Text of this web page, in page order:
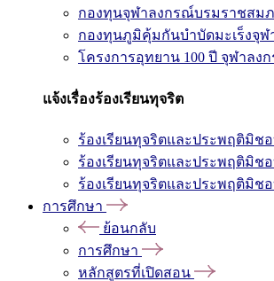
กองทุนจุฬาลงกรณ์บรมราชสม
กองทุนภูมิคุ้มกันบำบัดมะเร็งจุฬ
โครงการอุทยาน 100 ปี จุฬาลง
แจ้งเรื่องร้องเรียนทุจริต
ร้องเรียนทุจริตและประพฤติมิช
ร้องเรียนทุจริตและประพฤติมิช
ร้องเรียนทุจริตและประพฤติมิช
การศึกษา
ย้อนกลับ
การศึกษา
หลักสูตรที่เปิดสอน